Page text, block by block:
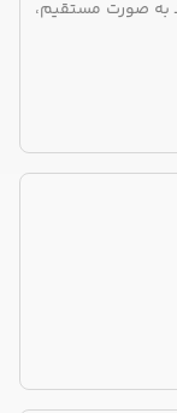
به صورت مستقیم،